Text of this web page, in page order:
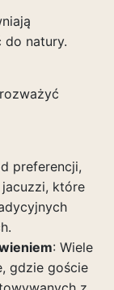
natury.
preferencji,
które
: Wiele
gdzie goście